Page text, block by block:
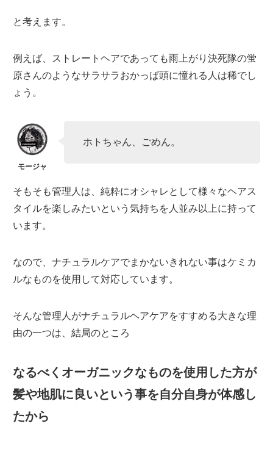
と考えます。
例えば、ストレートヘアであっても雨上がり決死隊の蛍
原さんのようなサラサラおかっぱ頭に憧れる人は稀でし
ょう。
ホトちゃん、ごめん。
そもそも管理人は、純粋にオシャレとして様々なヘアス
タイルを楽しみたいという気持ちを人並み以上に持って
います。
なので、ナチュラルケアでまかないきれない事はケミカ
ルなものを使用して対応しています。
そんな管理人がナチュラルヘアケアをすすめる大きな理
由の一つは、結局のところ
なるべくオーガニックなものを使用した方が
髪や地肌に良いという事を自分自身が体感し
たから